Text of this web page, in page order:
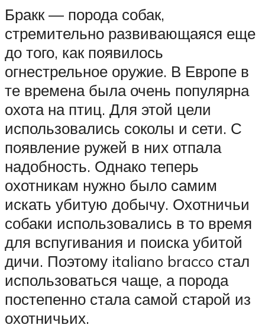
Бракк — порода собак,
стремительно развивающаяся еще
до того, как появилось
огнестрельное оружие. В Европе в
те времена была очень популярна
охота на птиц. Для этой цели
использовались соколы и сети. С
появление ружей в них отпала
надобность. Однако теперь
охотникам нужно было самим
искать убитую добычу. Охотничьи
собаки использовались в то время
для вспугивания и поиска убитой
дичи. Поэтому italiano bracco стал
использоваться чаще, а порода
постепенно стала самой старой из
охотничьих.